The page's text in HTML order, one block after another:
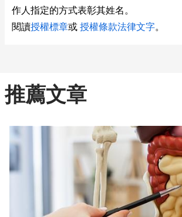
作人指定的方式表彰其姓名。
閱讀授權標章或 授權條款法律文字。
推薦文章